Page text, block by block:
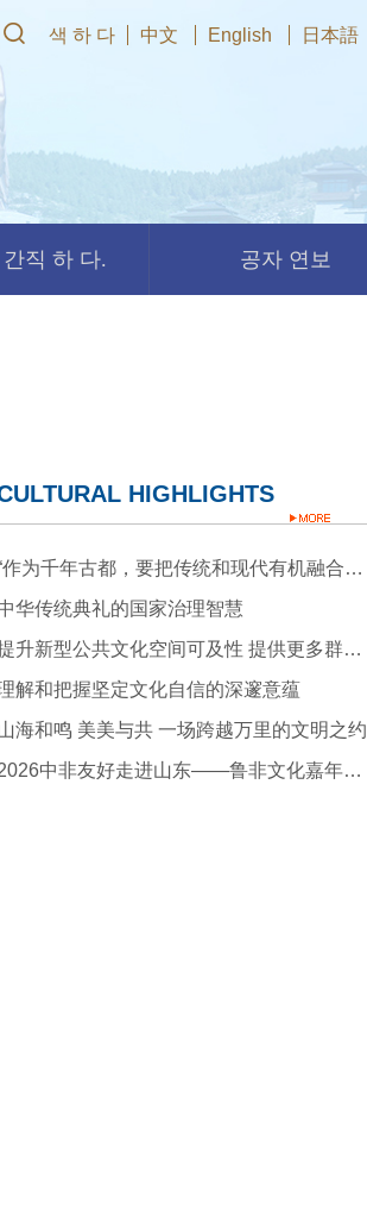
색 하 다 中文 English 日本語
직 하 다. 공자 연보
HIGHLIGHTS
“作为千年古都，要把传统和现代有机融合在一起”
华传统典礼的国家治理智慧
提升新型公共文化空间可及性 提供更多群众身边的文化服务
解和把握坚定文化自信的深邃意蕴
海和鸣 美美与共 一场跨越万里的文明之约
2026中非友好走进山东——鲁非文化嘉年华活动开幕